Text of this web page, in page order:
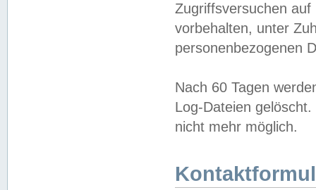
Zugriffsversuchen
vorbehalten, unter
personenbezogenen
Nach 60 Tagen
Log-Dateien
nicht mehr möglich.